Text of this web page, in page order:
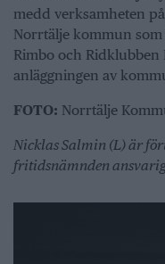
medd verksamheten
Norrtälje kommun
Rimbo och
anläggningen av
FOTO: Norrtälje
Nicklas Salmin (L) är
fritidsnämnden